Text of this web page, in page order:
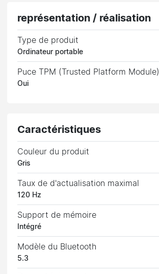
représentation / réalisation
Type de produit
Ordinateur portable
Puce TPM (Trusted Platform Module)
Oui
Caractéristiques
Couleur du produit
Gris
Taux de d'actualisation maximal
120 Hz
Support de mémoire
Intégré
Modèle du Bluetooth
5.3